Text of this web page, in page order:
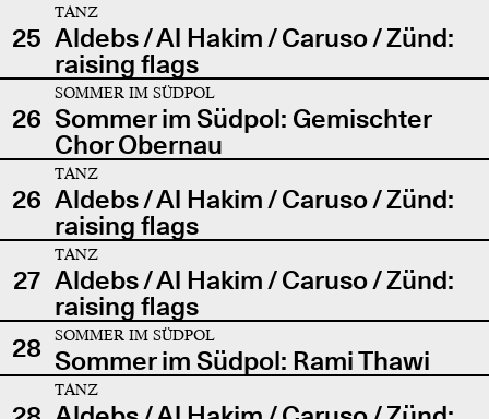
25
TANZ
Aldebs / Al Hakim / Caruso / Zünd:
raising flags
26
SOMMER IM SÜDPOL
Sommer im Südpol: Gemischter
Chor Obernau
26
TANZ
Aldebs / Al Hakim / Caruso / Zünd:
raising flags
27
TANZ
Aldebs / Al Hakim / Caruso / Zünd:
raising flags
28
SOMMER IM SÜDPOL
Sommer im Südpol: Rami Thawi
TANZ